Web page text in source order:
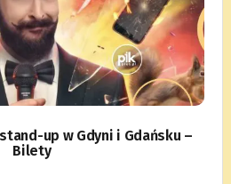
up w Gdyni i Gdańsku –
Bilety